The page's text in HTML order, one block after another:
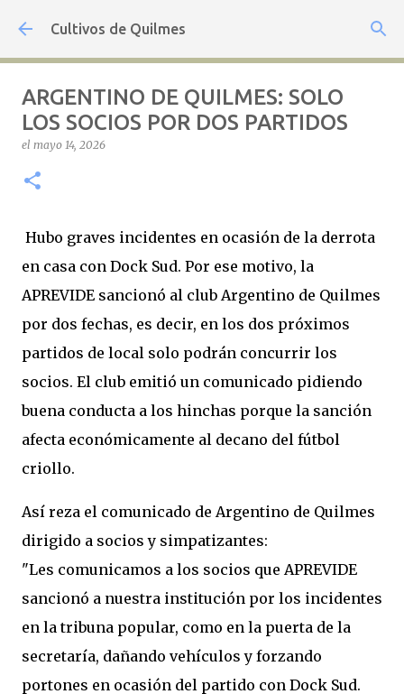
Ir al contenido principal
Cultivos de Quilmes
ARGENTINO DE QUILMES: SOLO
LOS SOCIOS POR DOS PARTIDOS
el mayo 14, 2026
Hubo graves incidentes en ocasión de la derrota
en casa con Dock Sud. Por ese motivo, la
APREVIDE sancionó al club Argentino de Quilmes
por dos fechas, es decir, en los dos próximos
partidos de local solo podrán concurrir los
socios. El club emitió un comunicado pidiendo
buena conducta a los hinchas porque la sanción
afecta económicamente al decano del fútbol
criollo.
Así reza el comunicado de Argentino de Quilmes
dirigido a socios y simpatizantes:
"Les comunicamos a los socios que APREVIDE
sancionó a nuestra institución por los incidentes
en la tribuna popular, como en la puerta de la
secretaría, dañando vehículos y forzando
portones en ocasión del partido con Dock Sud.